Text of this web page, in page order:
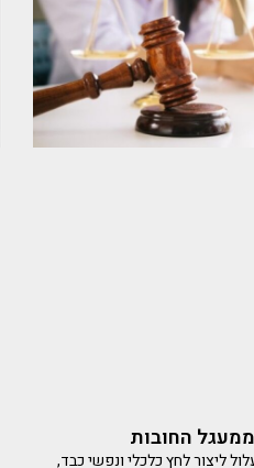
החובות
ליצור לחץ כלכלי ונפשי כבד,